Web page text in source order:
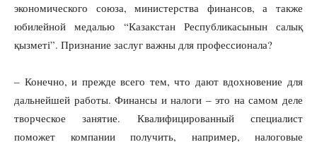
экономического союза, министерства финансов, а также
юбилейной медалью “Казакстан Республикасынын салық
қызметі”. Признание заслуг важны для профессионала?
– Конечно, и прежде всего тем, что дают вдохновение для
дальнейшей работы. Финансы и налоги – это на самом деле
творческое занятие. Квалифицированный специалист
поможет компании получить, например, налоговые